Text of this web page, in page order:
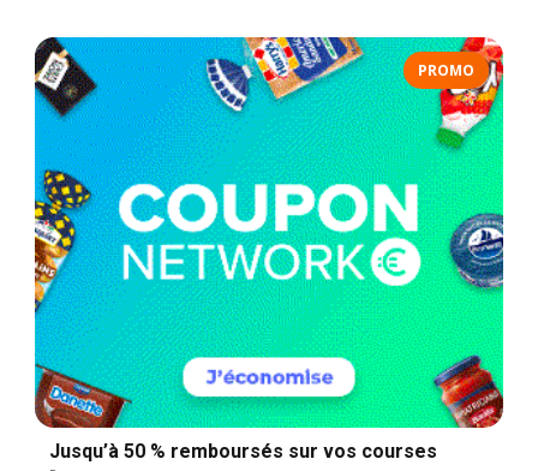
PROMO
Jusqu’à 50 % remboursés sur vos courses